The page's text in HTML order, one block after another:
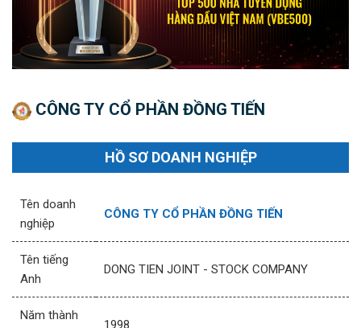
CÔNG TY CỔ PHẦN ĐỒNG TIẾN
HỒ SƠ DOANH NGHIỆP
Tên doanh
nghiệp
CÔNG TY CỔ PHẦN ĐỒNG TIẾN
Tên tiếng
Anh
DONG TIEN JOINT - STOCK COMPANY
Năm thành
1998